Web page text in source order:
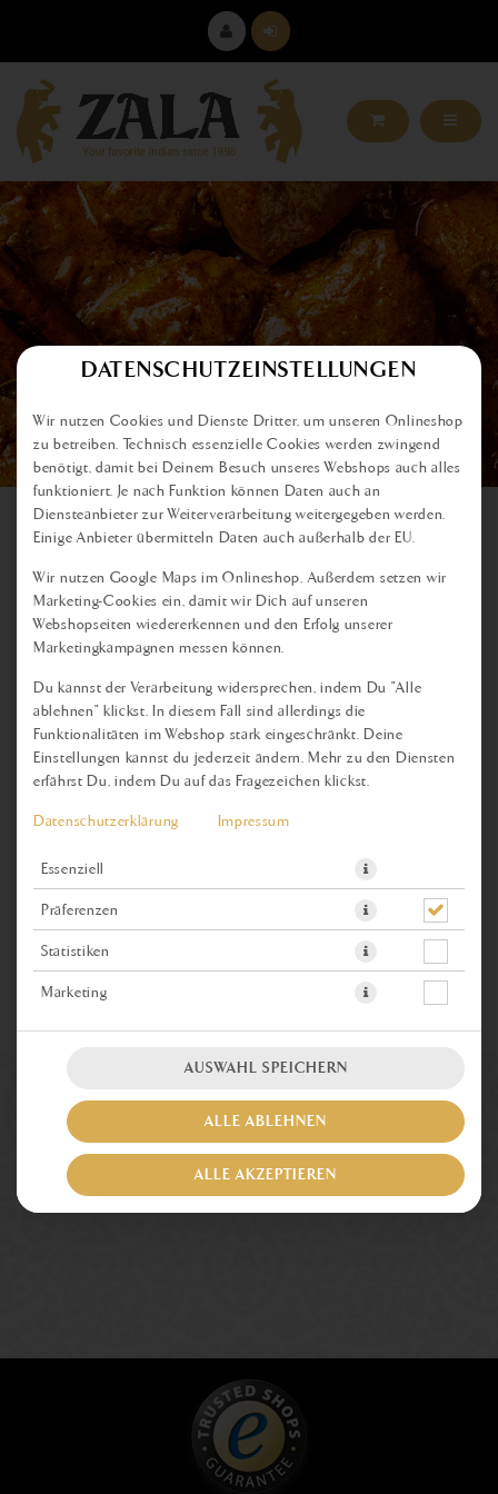
DATENSCHUTZEINSTELLUNGEN
Wir nutzen Cookies und Dienste Dritter, um unseren Onlineshop
zu betreiben. Technisch essenzielle Cookies werden zwingend
benötigt, damit bei Deinem Besuch unseres Webshops auch alles
funktioniert. Je nach Funktion können Daten auch an
Diensteanbieter zur Weiterverarbeitung weitergegeben werden.
Einige Anbieter übermitteln Daten auch außerhalb der EU.
Wir nutzen Google Maps im Onlineshop. Außerdem setzen wir
Marketing-Cookies ein, damit wir Dich auf unseren
Webshopseiten wiedererkennen und den Erfolg unserer
Marketingkampagnen messen können.
Du kannst der Verarbeitung widersprechen, indem Du "Alle
ablehnen" klickst. In diesem Fall sind allerdings die
Funktionalitäten im Webshop stark eingeschränkt. Deine
Einstellungen kannst du jederzeit ändern. Mehr zu den Diensten
erfährst Du, indem Du auf das Fragezeichen klickst.
Datenschutzerklärung Impressum
Essenziell
Präferenzen
Statistiken
Marketing
AUSWAHL SPEICHERN
ALLE ABLEHNEN
ALLE AKZEPTIEREN
ARTIKELDETAILS
DAL SHORBA
Korianderblättern, abgeschmeckt mit feiner Sahne.